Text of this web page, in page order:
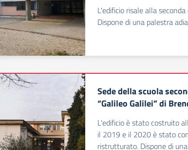
L'edificio risale alla
Dispone di una palestra
Sede della scuola
“Galileo Galilei” di
L'edificio è stato costruito
il 2019 e il 2020 è stato
ristrutturato. Dispone di